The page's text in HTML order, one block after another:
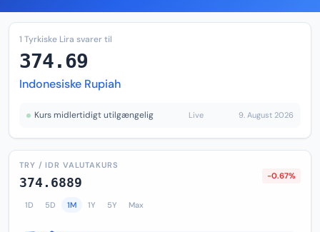
1 Tyrkiske Lira svarer til
374.69
Indonesiske Rupiah
Kurs midlertidigt utilgængelig Live 9. August 2026
TRY / IDR VALUTAKURS
374.6889 -0.67%
1D 5D 1M 1Y 5Y Max